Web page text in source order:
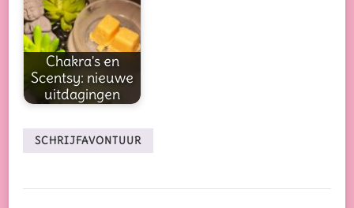
Chakra's en
Scentsy: nieuwe
uitdagingen
SCHRIJFAVONTUUR